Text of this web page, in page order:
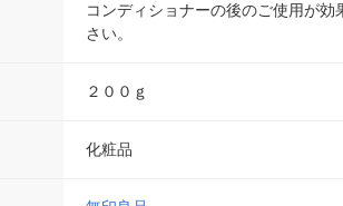
コンディショナーの後のご使用が
さい。
２００ｇ
化粧品